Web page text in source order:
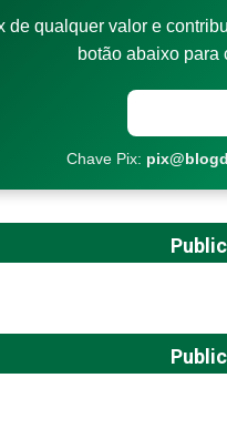
de qualquer valor e
botão abaixo para
Chave Pix: